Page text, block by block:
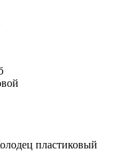
пластиковый